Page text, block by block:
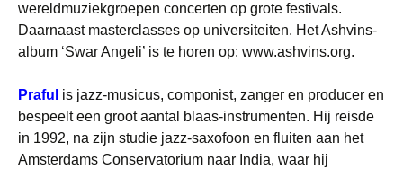
wereldmuziekgroepen concerten op grote festivals.
Daarnaast masterclasses op universiteiten. Het Ashvins-
album ‘Swar Angeli’ is te horen op: www.ashvins.org.
Praful is jazz-musicus, componist, zanger en producer en
bespeelt een groot aantal blaas-instrumenten. Hij reisde
in 1992, na zijn studie jazz-saxofoon en fluiten aan het
Amsterdams Conservatorium naar India, waar hij